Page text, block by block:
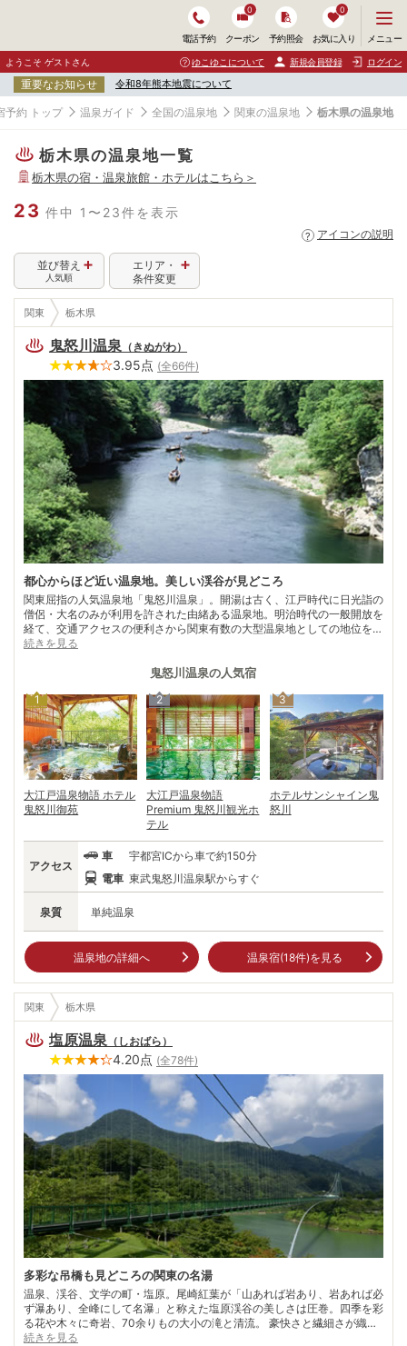
電話予約 クーポン
0
予約照会 お気に入り
0
ニ
ュ
ー
開
く
メニュー
ようこそ ゲストさん ゆこゆこについて 新規会員登録 ログイン
重要なお知らせ 令和8年熊本地震について
予約 トップ 温泉ガイド 全国の温泉地 関東の温泉地 栃木県の温泉地
栃木県の温泉地一覧
栃木県の宿・温泉旅館・ホテルはこちら＞
23 件中 1〜23件を表示
アイコンの説明
エリア・
条件変更
並び替え
人気順
関東 栃木県
鬼怒川温泉 （ きぬがわ）
3.95点 (全66件)
都心からほど近い温泉地。美しい渓谷が見どころ
関東屈指の人気温泉地「鬼怒川温泉」。開湯は古く、江戸時代に日光詣の
僧侶・大名のみが利用を許された由緒ある温泉地。明治時代の一般開放を
経て、交通アクセスの便利さから関東有数の大型温泉地としての地位を確
立。 周辺一帯が日光国立公園に指定されている鬼怒川の上流に広がり、
公園駅までの約2㎞の間に鬼怒川を挟んで両岸に大型ホテル・温泉旅館が
いの奇岩や断崖絶壁、生い茂る新緑や紅葉を見上げる迫力は圧巻。急流や
水しぶきなどスリル満点で、約40分間の船旅を船頭さんが愉しませてく
れる。
続きを見る
鬼怒川温泉の人気宿
1
大江戸温泉物語 ホテル
鬼怒川御苑
2
大江戸温泉物語
Premium 鬼怒川観光ホ
テル
3
ホテルサンシャイン鬼
怒川
泉質 単純温泉
アクセス
車
宇都宮ICから車で約150分
電車 東武鬼怒川温泉駅からすぐ
温泉地の詳細へ 温泉宿(18件)を見る
関東 栃木県
塩原温泉 （ しおばら ）
4.20点 (全78件)
多彩な吊橋も見どころの関東の名湯
温泉、渓谷、文学の町・塩原。尾崎紅葉が「山あれば岩あり、岩あれば必
ず瀑あり、全峰にして名瀑」と称えた塩原渓谷の美しさは圧巻。四季を彩
る花や木々に奇岩、70余りもの大小の滝と清流。 豪快さと繊細さが織り
なす芸術を、遊歩道や日本一の吊り橋「もみじ谷大吊橋」などの個性豊か
続きを見る